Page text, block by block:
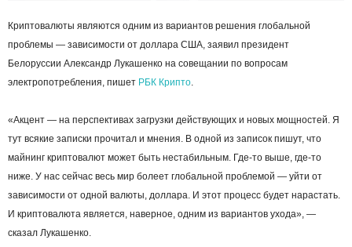
Криптовалюты являются одним из вариантов решения глобальной
проблемы — зависимости от доллара США, заявил президент
Белоруссии Александр Лукашенко на совещании по вопросам
электропотребления, пишет РБК Крипто.
«Акцент — на перспективах загрузки действующих и новых мощностей. Я
тут всякие записки прочитал и мнения. В одной из записок пишут, что
майнинг криптовалют может быть нестабильным. Где-то выше, где-то
ниже. У нас сейчас весь мир болеет глобальной проблемой — уйти от
зависимости от одной валюты, доллара. И этот процесс будет нарастать.
И криптовалюта является, наверное, одним из вариантов ухода», —
сказал Лукашенко.